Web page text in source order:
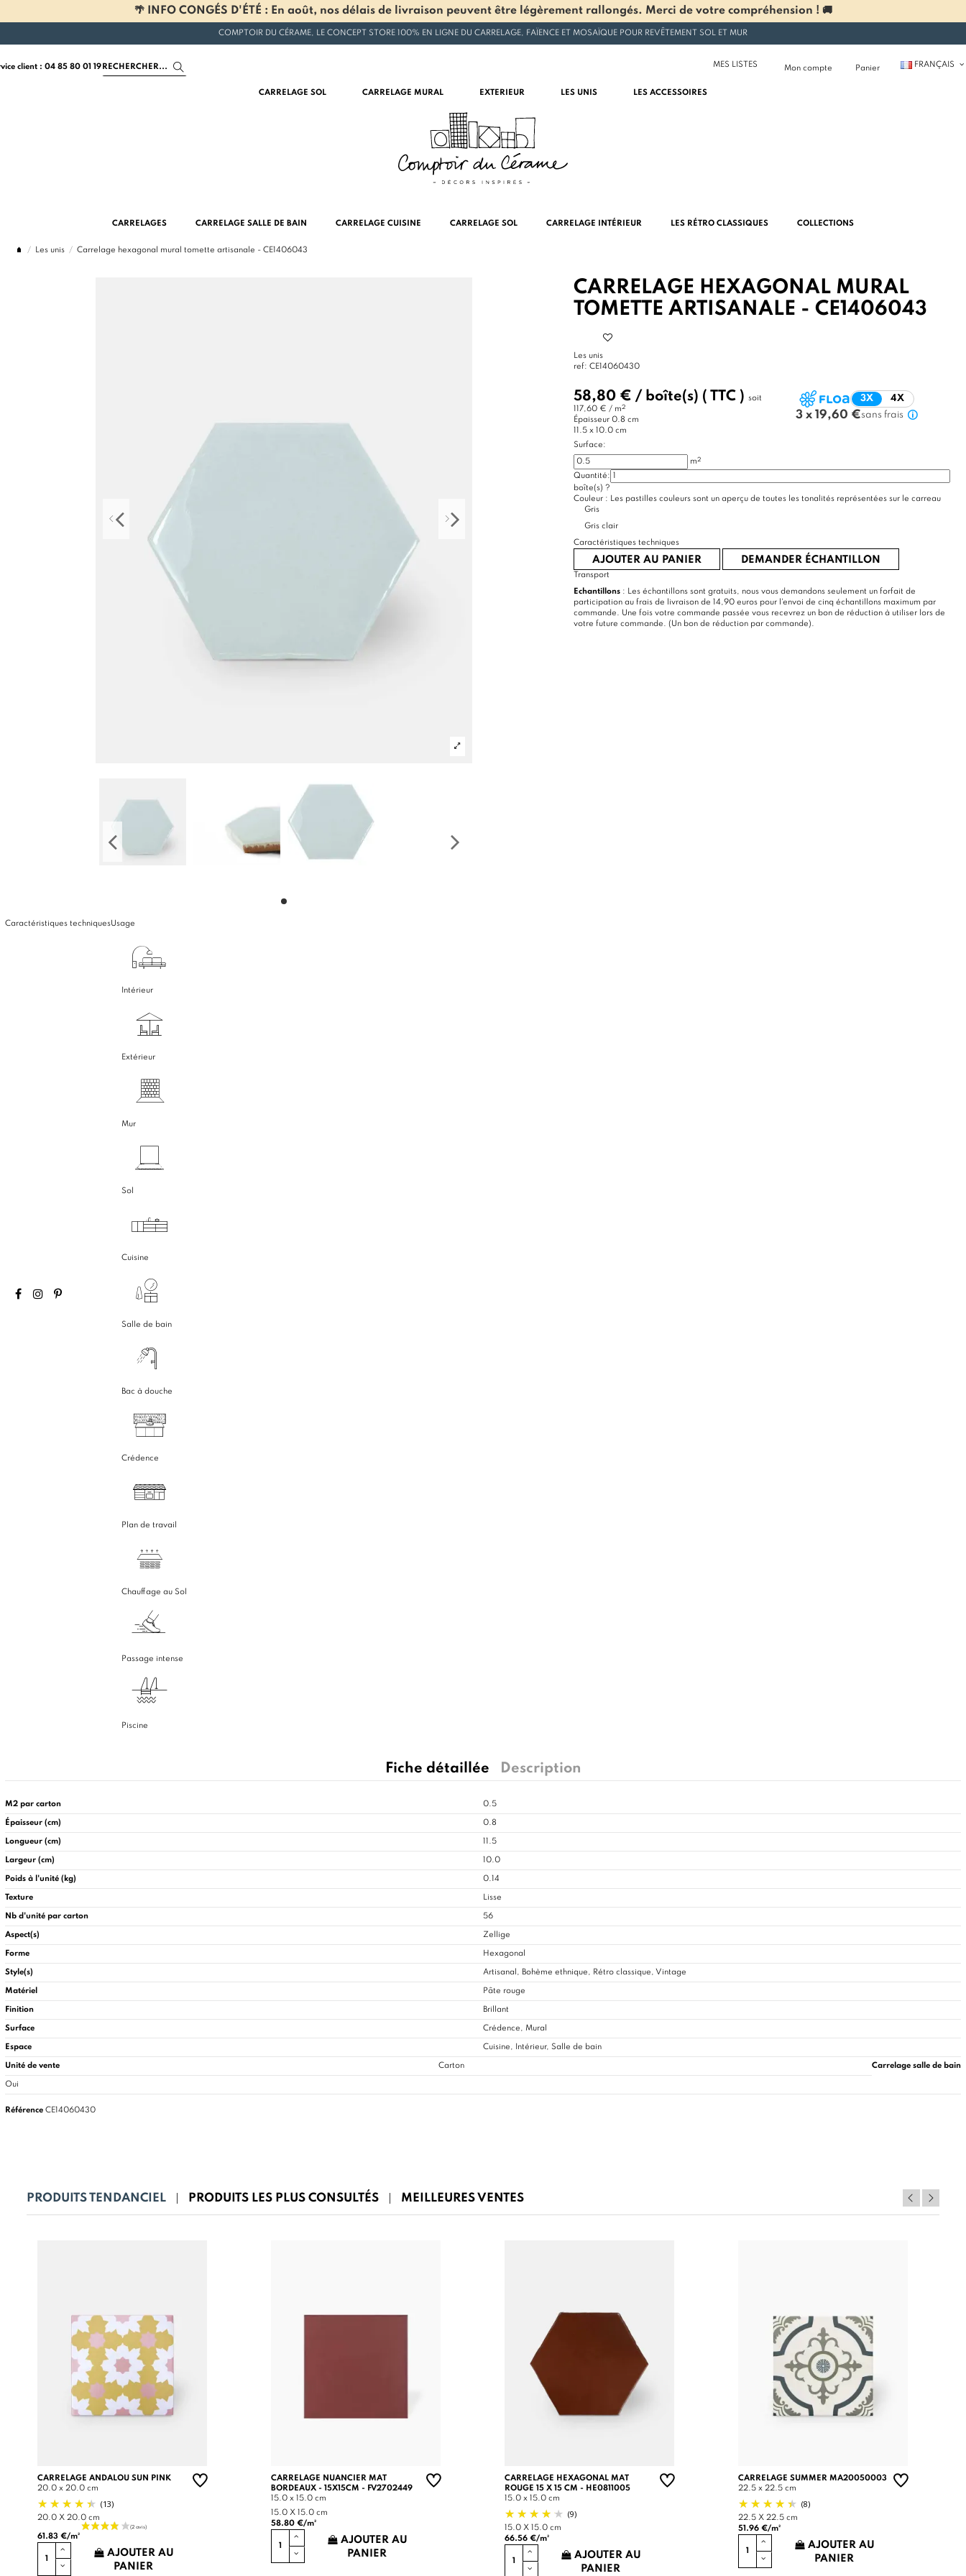
🌴 INFO CONGÉS D'ÉTÉ : En août, nos délais de livraison peuvent être légèrement rallongés. Merci de votre compréhension ! 🚚
COMPTOIR DU CÉRAME, LE CONCEPT STORE 100% EN LIGNE DU CARRELAGE, FAÏENCE ET MOSAÏQUE POUR REVÊTEMENT SOL ET MUR
client : 04 85 80 01 19 MES LISTES Mon compte Panier FRANÇAIS
CARRELAGE SOL CARRELAGE MURAL EXTERIEUR LES UNIS LES ACCESSOIRES
CARRELAGES CARRELAGE SALLE DE BAIN CARRELAGE CUISINE CARRELAGE SOL CARRELAGE INTÉRIEUR LES RÉTRO CLASSIQUES COLLECTIONS
Les unis Carrelage hexagonal mural tomette artisanale - CE1406043
CARRELAGE HEXAGONAL MURAL
TOMETTE ARTISANALE - CE1406043
Les unis
ref: CE14060430
58,80 € / boîte(s) ( TTC ) soit
117,60 € / m2
Épaisseur 0.8 cm
11.5 x 10.0 cm
3X 4X
3 x 19,60 €sans frais
Surface:
m2
Quantité:
boîte(s) ?
Couleur : Les pastilles couleurs sont un aperçu de toutes les tonalités représentées sur le carreau
Gris
Gris clair
Caractéristiques techniques
AJOUTER AU PANIER DEMANDER ÉCHANTILLON
Transport
Echantillons: Les échantillons sont gratuits, nous vous demandons seulement un forfait de
participation au frais de livraison de 14,90 euros pour l'envoi de cinq échantillons maximum par
commande. Une fois votre commande passée vous recevrez un bon de réduction à utiliser lors de
votre future commande. (Un bon de réduction par commande).
Caractéristiques techniquesUsage
Intérieur
Extérieur
Mur
Sol
Cuisine
Salle de bain
Bac à douche
Crédence
Plan de travail
Chauffage au Sol
Passage intense
Piscine
Fiche détaillée Description
M2 par carton 0.5
Épaisseur (cm) 0.8
Longueur (cm) 11.5
Largeur (cm) 10.0
Poids à l'unité (kg) 0.14
Texture Lisse
Nb d'unité par carton 56
Aspect(s) Zellige
Forme Hexagonal
Style(s) Artisanal, Bohème ethnique, Rétro classique, Vintage
Matériel Pâte rouge
Finition Brillant
Surface Crédence, Mural
Espace Cuisine, Intérieur, Salle de bain
Unité de vente Carton Carrelage salle de bain
Oui
Référence CE14060430
PRODUITS TENDANCIEL PRODUITS LES PLUS CONSULTÉS MEILLEURES VENTES
CARRELAGE ANDALOU SUN PINK
20.0 x 20.0 cm
(13)
20.0 X 20.0 cm
61.83 €/m²
AJOUTER AU
PANIER
CARRELAGE NUANCIER MAT
BORDEAUX - 15X15CM - FV2702449
15.0 x 15.0 cm
15.0 X 15.0 cm
58.80 €/m²
AJOUTER AU
PANIER
CARRELAGE HEXAGONAL MAT
ROUGE 15 X 15 CM - HE0811005
15.0 x 15.0 cm
(9)
15.0 X 15.0 cm
66.56 €/m²
AJOUTER AU
PANIER
CARRELAGE SUMMER MA20050003
22.5 x 22.5 cm
(8)
22.5 X 22.5 cm
51.96 €/m²
AJOUTER AU
PANIER